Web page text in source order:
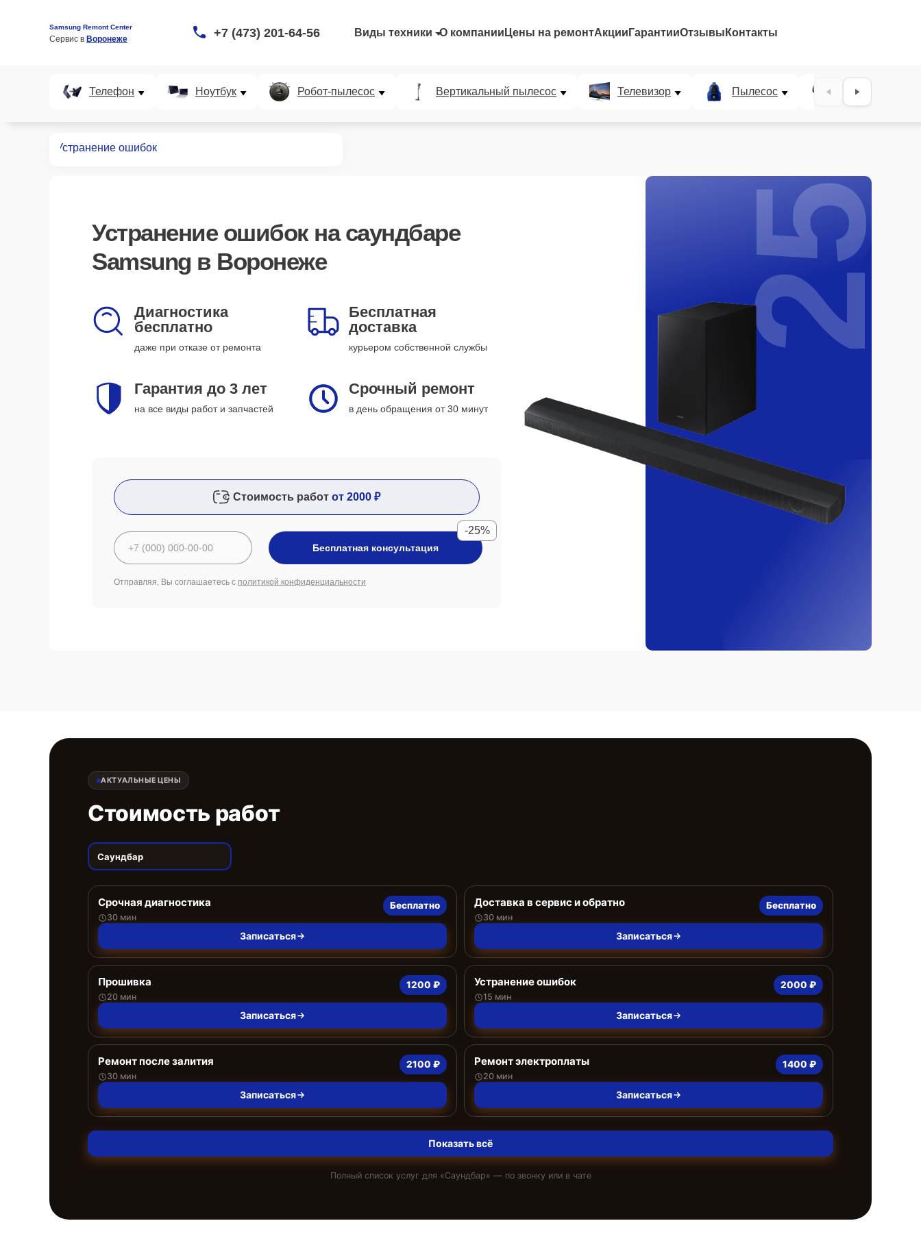
Samsung Remont Center
Сервис в Воронеже +7 (473) 201-64-56 Виды техники О компании Цены на ремонтАкции ГарантииОтзывы Контакты
Телефон Ноутбук Робот-пылесос Вертикальный пылесос Телевизор Пылесос Проектор
Устранение ошибок
Устранение ошибокна саундбаре
Samsung в Воронеже
Диагностика
бесплатно
даже при отказе от ремонта
Бесплатная
доставка
курьером собственной службы
Гарантия до 3 лет
на все виды работ и запчастей
Срочный ремонт
в день обращения от 30 минут
Стоимость работ от 2000 ₽
Бесплатная консультация
-25%
Отправляя, Вы соглашаетесь с политикой конфиденциальности
25%
АКТУАЛЬНЫЕ ЦЕНЫ
Стоимость работ
Саундбар
Срочная диагностика
30 мин
Бесплатно
Записаться
Доставка в сервис и обратно
30 мин
Бесплатно
Записаться
Прошивка
20 мин
1200 ₽
Записаться
Устранение ошибок
15 мин
2000 ₽
Записаться
Ремонт после залития
30 мин
2100 ₽
Записаться
Ремонт электроплаты
20 мин
1400 ₽
Записаться
Показать всё
Полный список услуг для «Саундбар» — по звонку или в чате